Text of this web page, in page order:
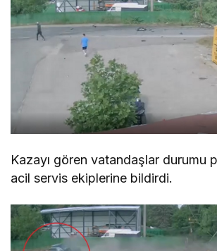
Kazayı gören vatandaşlar durumu
acil servis ekiplerine bildirdi.